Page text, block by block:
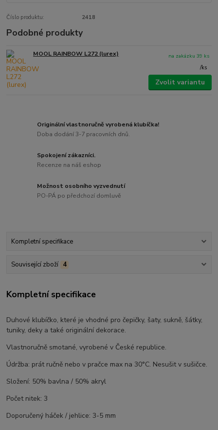
Číslo produktu: 2418
Podobné produkty
MOOL RAINBOW L272 (lurex)
/ks
na zakázku 39 ks
Zvolit variantu
Originální vlastnoručně vyrobená klubíčka!
Doba dodání 3-7 pracovních dnů.
Spokojení zákazníci.
Recenze na náš eshop
Možnost osobního vyzvednutí
PO-PÁ po předchozí domluvě
Kompletní specifikace
Související zboží 4
Kompletní specifikace
Duhové klubíčko, které je vhodné pro čepičky, šaty, sukně, šátky,
tuniky, deky a také originální dekorace.
Vlastnoručně smotané, vyrobené v České republice.
Údržba: prát ručně nebo v pračce max na 30°C. Nesušit v sušičce.
Složení: 50% bavlna / 50% akryl
Počet nitek: 3
Doporučený háček / jehlice: 3-5 mm